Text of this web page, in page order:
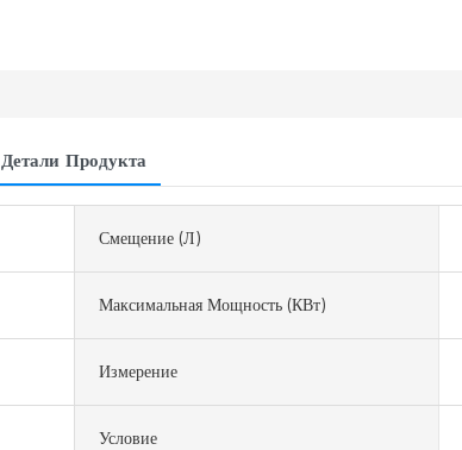
Детали Продукта
Смещение (л)
Максимальная Мощность (кВт)
Измерение
Условие